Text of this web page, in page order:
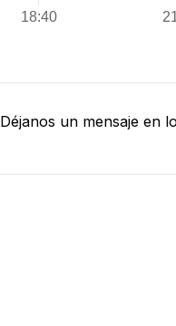
Déjanos un mensaje en